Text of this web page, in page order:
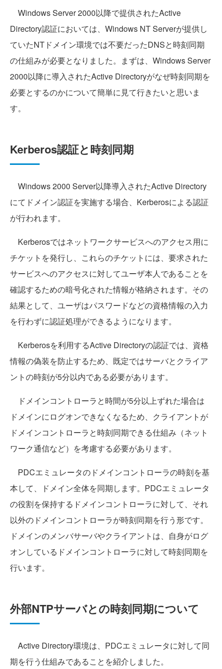
Windows Server 2000以降で提供されたActive
Directory認証においては、Windows NT Serverが提供し
ていたNTドメイン環境では不要だったDNSと時刻同期
の仕組みが必要となりました。まずは、Windows Server
2000以降に導入されたActive Directoryがなぜ時刻同期を
必要とするのかについて簡単に見て行きたいと思いま
す。
Kerberos認証と時刻同期
Windows 2000 Server以降導入されたActive Directory
にてドメイン認証を実施する場合、Kerberosによる認証
が行われます。
Kerberosではネットワークサービスへのアクセス用に
チケットを発行し、これらのチケットには、要求された
サービスへのアクセスに対してユーザ本人であることを
確認するための暗号化された情報が格納されます。その
結果として、ユーザはパスワードなどの資格情報の入力
を行わずに認証処理ができるようになります。
Kerberosを利用するActive Directoryの認証では、資格
情報の偽装を防止するため、既定ではサーバとクライア
ントの時刻が5分以内である必要があります。
ドメインコントローラと時間が5分以上ずれた場合は
ドメインにログオンできなくなるため、クライアントが
ドメインコントローラと時刻同期できる仕組み（ネット
ワーク通信など）を考慮する必要があります。
PDCエミュレータのドメインコントローラの時刻を基
本して、ドメイン全体を同期します。PDCエミュレータ
の役割を保持するドメインコントローラに対して、それ
以外のドメインコントローラが時刻同期を行う形です。
ドメインのメンバサーバやクライアントは、自身がログ
オンしているドメインコントローラに対して時刻同期を
行います。
外部NTPサーバとの時刻同期について
Active Directory環境は、PDCエミュレータに対して同
期を行う仕組みであることを紹介しました。